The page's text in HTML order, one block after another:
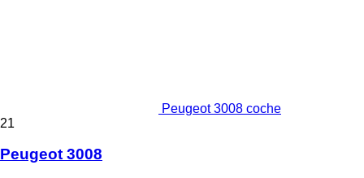
Peugeot 3008 coche
21
Peugeot 3008